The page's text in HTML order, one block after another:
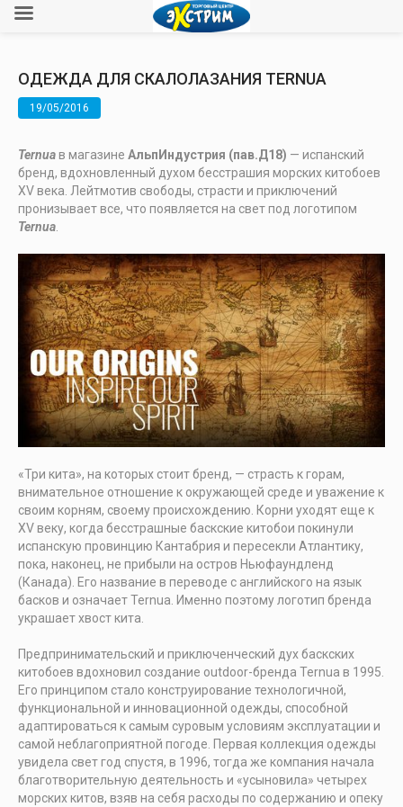
ОДЕЖДА ДЛЯ СКАЛОЛАЗАНИЯ TERNUA
19/05/2016
Ternuaв магазине АльпИндустрия (пав.Д18) — испанский
бренд, вдохновленный духом бесстрашия морских китобоев
XV века. Лейтмотив свободы, страсти и приключений
пронизывает все, что появляется на свет под логотипом
Ternua
«Три кита», на которых стоит бренд, — страсть к горам,
внимательное отношение к окружающей среде и уважение к
своим корням, своему происхождению. Корни уходят еще к
XV веку, когда бесстрашные баскские китобои покинули
испанскую провинцию Кантабрия и пересекли Атлантику,
пока, наконец, не прибыли на остров Ньюфаундленд
(Канада). Его название в переводе с английского на язык
басков и означает Ternua. Именно поэтому логотип бренда
украшает хвост кита.
Предпринимательский и приключенческий дух баскских
китобоев вдохновил создание outdoor-бренда Ternua в 1995.
Его принципом стало конструирование технологичной,
функциональной и инновационной одежды, способной
адаптироваться к самым суровым условиям эксплуатации и
самой неблагоприятной погоде. Первая коллекция одежды
увидела свет год спустя, в 1996, тогда же компания начала
благотворительную деятельность и «усыновила» четырех
морских китов, взяв на себя расходы по содержанию и опеку